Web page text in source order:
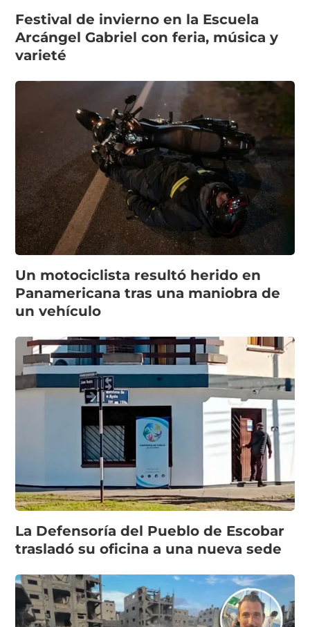
Festival de invierno en la Escuela
Arcángel Gabriel con feria, música y
varieté
Un motociclista resultó herido en
Panamericana tras una maniobra de
un vehículo
La Defensoría del Pueblo de Escobar
trasladó su oficina a una nueva sede